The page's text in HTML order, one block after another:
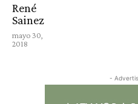
René
Sainez
mayo 30,
2018
-